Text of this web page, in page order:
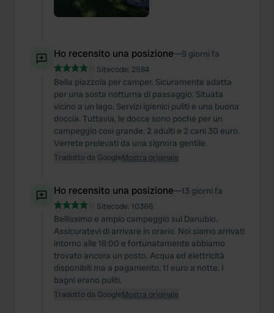
Ho recensito una posizione—9 giorni fa
Sitecode: 2584
Bella piazzola per camper. Sicuramente adatta
per una sosta notturna di passaggio. Situata
vicino a un lago. Servizi igienici puliti e una buona
doccia. Tuttavia, le docce sono poche per un
campeggio così grande. 2 adulti e 2 cani 30 euro.
Verrete prelevati da una signora gentile.
Tradotto da GoogleMostra originale
Ho recensito una posizione—13 giorni fa
Sitecode: 10366
Bellissimo e ampio campeggio sul Danubio.
Assicuratevi di arrivare in orario. Noi siamo arrivati
intorno alle 18:00 e fortunatamente abbiamo
trovato ancora un posto. Acqua ed elettricità
disponibili ma a pagamento. 11 euro a notte. I
bagni erano puliti.
Tradotto da GoogleMostra originale